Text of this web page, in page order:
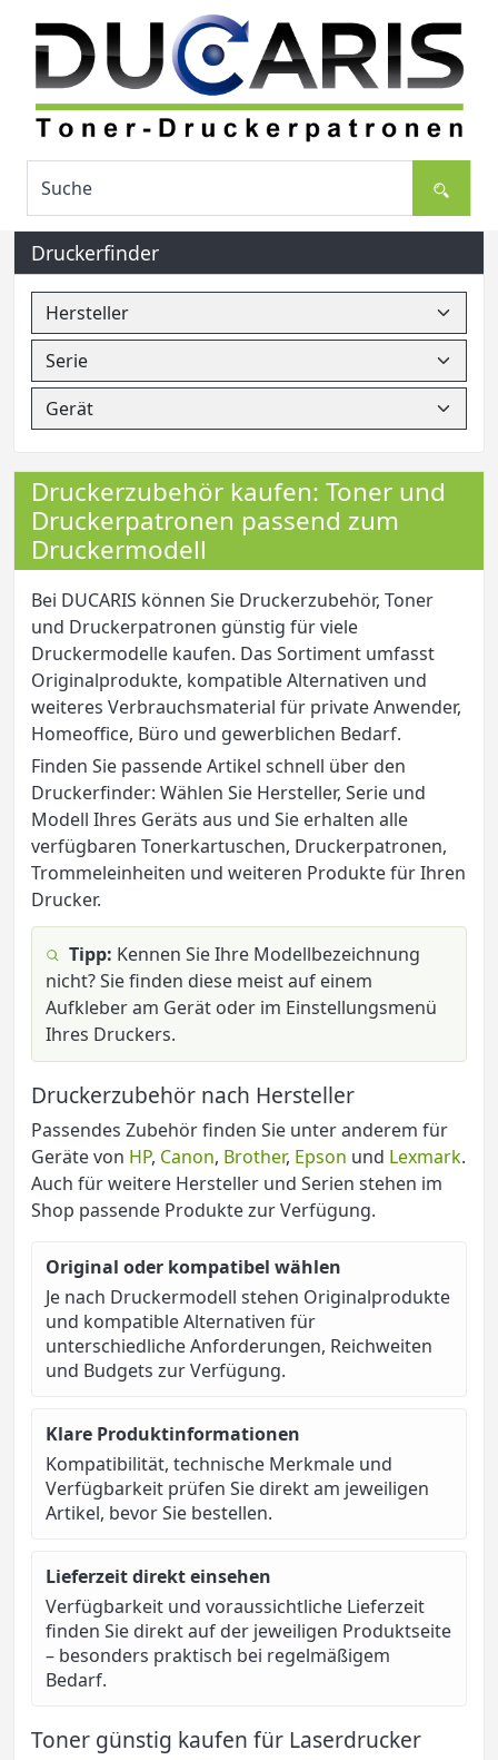
Druckerfinder
Druckerzubehör kaufen: Toner und
Druckerpatronen passend zum
Druckermodell
Bei DUCARIS können Sie Druckerzubehör, Toner
und Druckerpatronen günstig für viele
Druckermodelle kaufen. Das Sortiment umfasst
Originalprodukte, kompatible Alternativen und
weiteres Verbrauchsmaterial für private Anwender,
Homeoffice, Büro und gewerblichen Bedarf.
Finden Sie passende Artikel schnell über den
Druckerfinder: Wählen Sie Hersteller, Serie und
Modell Ihres Geräts aus und Sie erhalten alle
verfügbaren Tonerkartuschen, Druckerpatronen,
Trommeleinheiten und weiteren Produkte für Ihren
Drucker.
Tipp: Kennen Sie Ihre Modellbezeichnung
nicht? Sie finden diese meist auf einem
Aufkleber am Gerät oder im Einstellungsmenü
Ihres Druckers.
Druckerzubehör nach Hersteller
Passendes Zubehör finden Sie unter anderem für
Geräte von HP, Canon, Brother, Epson und Lexmark.
Auch für weitere Hersteller und Serien stehen im
Shop passende Produkte zur Verfügung.
Original oder kompatibel wählen
Je nach Druckermodell stehen Originalprodukte
und kompatible Alternativen für
unterschiedliche Anforderungen, Reichweiten
und Budgets zur Verfügung.
Klare Produktinformationen
Kompatibilität, technische Merkmale und
Verfügbarkeit prüfen Sie direkt am jeweiligen
Artikel, bevor Sie bestellen.
Lieferzeit direkt einsehen
Verfügbarkeit und voraussichtliche Lieferzeit
finden Sie direkt auf der jeweiligen Produktseite
– besonders praktisch bei regelmäßigem
Bedarf.
Toner günstig kaufen für Laserdrucker